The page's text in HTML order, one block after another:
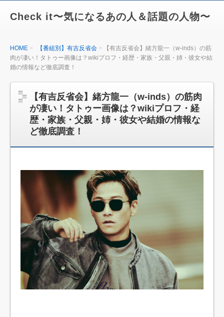
Check it〜気になるあの人＆話題の人物〜
HOME 【番組別】有吉反省会
【有吉反省会】緒方龍一（w-inds）の筋
肉が凄い！タトゥー画像は？wikiプロフ・経歴・家族・父親・姉・彼女や結
婚の情報など徹底調査！
【有吉反省会】緒方龍一（w-inds）の筋肉
が凄い！タトゥー画像は？wikiプロフ・経
歴・家族・父親・姉・彼女や結婚の情報な
ど徹底調査！